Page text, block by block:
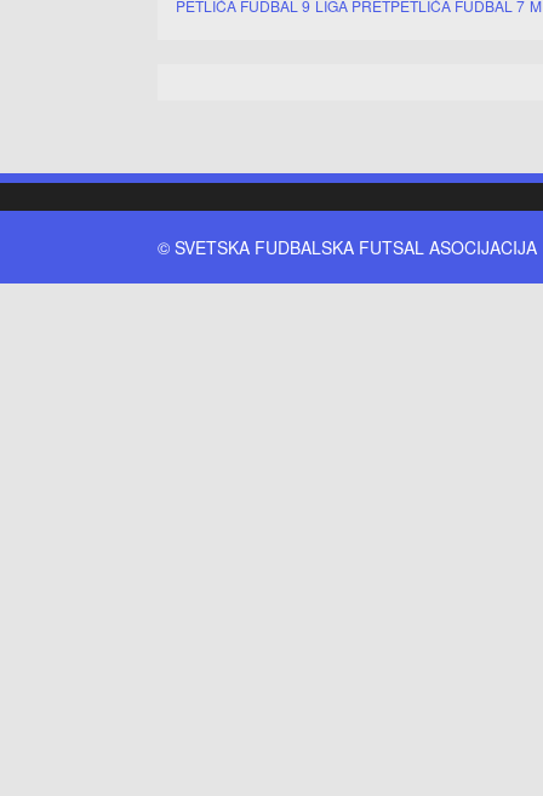
PETLIĆA FUDBAL 9 LIGA PRETPETLIĆA FUDBAL 7
© SVETSKA FUDBALSKA FUTSAL ASOCIJACIJA